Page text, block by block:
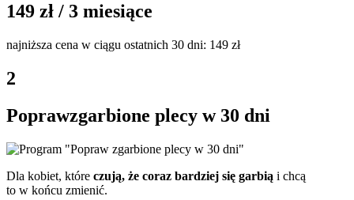
149 zł / 3 miesiące
najniższa cena w ciągu ostatnich 30 dni: 149 zł
2
Poprawzgarbione plecy w 30 dni
Dla kobiet, które czują, że coraz bardziej się garbią i chcą
to w końcu zmienić.